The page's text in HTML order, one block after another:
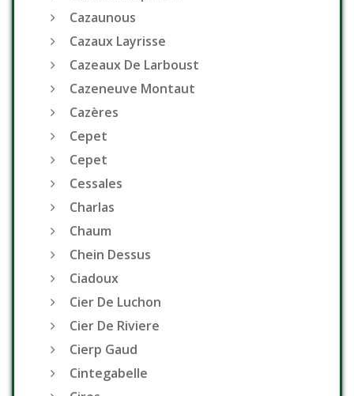
Cazaunous
Cazaux Layrisse
Cazeaux De Larboust
Cazeneuve Montaut
Cazères
Cepet
Cepet
Cessales
Charlas
Chaum
Chein Dessus
Ciadoux
Cier De Luchon
Cier De Riviere
Cierp Gaud
Cintegabelle